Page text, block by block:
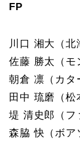
FP
川口 湘大（北
佐藤 勝太（モ
朝倉 凛（カタ
田中 琉磨（松
堤 清史郎（フ
森脇 快（ボア